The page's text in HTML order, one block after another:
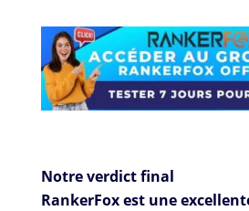
Notre verdict final
RankerFox est une